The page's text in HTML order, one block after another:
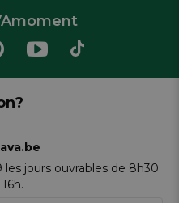
les jours ouvrables de 8h30